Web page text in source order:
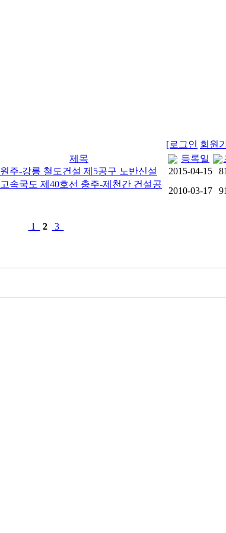
[로그인 회원
제목 등록일
원주-강릉 철도건설 제5공구 노반신설 2015-04-15
고속국도 제40호선 충주-제천간 건설공
2010-03-17
1 2 3